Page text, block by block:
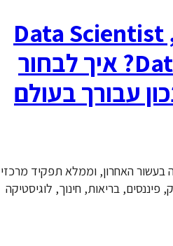
דאטה אנליסט, Data Scientist
או Data Engineer? איך לבחור
עבורך בעולם
האחרון, וממלא תפקיד מרכזי
בריאות, חינוך, לוגיסטיקה